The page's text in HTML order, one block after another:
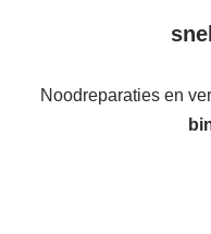
Noodreparaties en